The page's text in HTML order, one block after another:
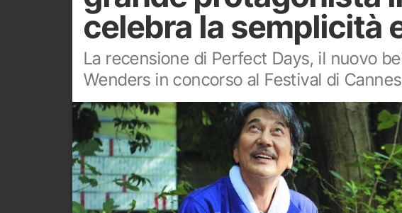
celebra la semplicità
La recensione di Perfect Days, il nuovo
Wenders in concorso al Festival di